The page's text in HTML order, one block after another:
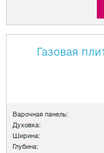
Газовая
Варочная панель:
Духовка:
Ширина:
Глубина: